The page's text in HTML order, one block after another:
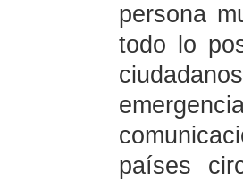
persona
todo lo
países